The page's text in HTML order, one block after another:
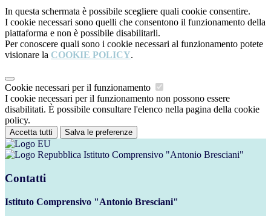
In questa schermata è possibile scegliere quali cookie consentire.
I cookie necessari sono quelli che consentono il funzionamento della
piattaforma e non è possibile disabilitarli.
Per conoscere quali sono i cookie necessari al funzionamento potete
visionare la COOKIE POLICY.
Cookie necessari per il funzionamento
I cookie necessari per il funzionamento non possono essere
disabilitati. È possibile consultare l'elenco nella pagina della cookie
policy.
Accetta tutti Salva le preferenze
Istituto Comprensivo "Antonio Bresciani"
Contatti
Istituto Comprensivo "Antonio Bresciani"